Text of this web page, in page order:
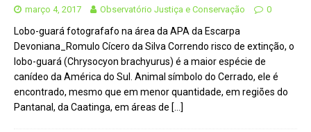
março 4, 2017 Observatório Justiça e Conservação 0
Lobo-guará fotografafo na área da APA da Escarpa
Devoniana_Romulo Cícero da Silva Correndo risco de extinção, o
lobo-guará (Chrysocyon brachyurus) é a maior espécie de
canídeo da América do Sul. Animal símbolo do Cerrado, ele é
encontrado, mesmo que em menor quantidade, em regiões do
Pantanal, da Caatinga, em áreas de […]